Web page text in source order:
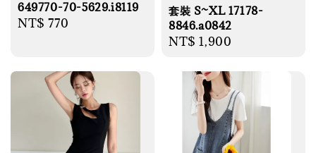
649770-70-5629.i8119
Regular
NT$ 770
套裝 S~XL 17178-
8846.a0842
Regular
NT$ 1,900